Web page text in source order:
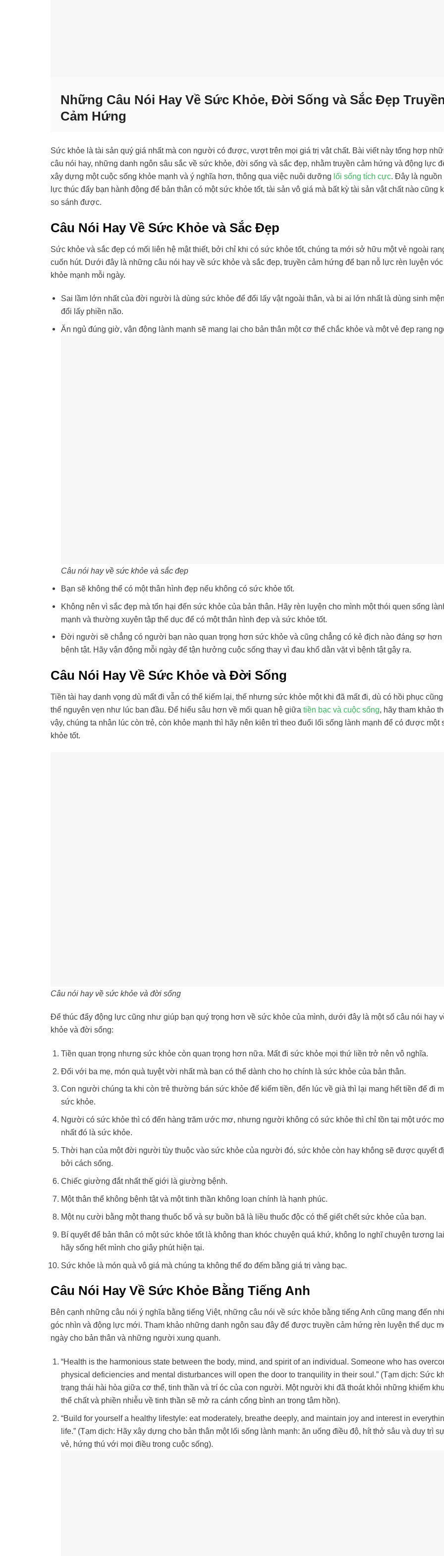
Những Câu Nói Hay Về Sức Khỏe, Đời Sống và Sắc Đẹp
Cảm Hứng
Sức khỏe là tài sản quý giá nhất mà con người có được, vượt trên mọi giá trị vật chất. Bài viết này tổng hợp
câu nói hay, những danh ngôn sâu sắc về sức khỏe, đời sống và sắc đẹp, nhằm truyền cảm hứng và động lực
xây dựng một cuộc sống khỏe mạnh và ý nghĩa hơn, thông qua việc nuôi dưỡng lối sống tích cực. Đây là nguồn
lực thúc đẩy bạn hành động để bản thân có một sức khỏe tốt, tài sản vô giá mà bất kỳ tài sản vật chất nào cũng
so sánh được.
Câu Nói Hay Về Sức Khỏe và Sắc Đẹp
Sức khỏe và sắc đẹp có mối liên hệ mật thiết, bởi chỉ khi có sức khỏe tốt, chúng ta mới sở hữu một vẻ ngoài
cuốn hút. Dưới đây là những câu nói hay về sức khỏe và sắc đẹp, truyền cảm hứng để bạn nỗ lực rèn luyện
khỏe mạnh mỗi ngày.
Sai lầm lớn nhất của đời người là dùng sức khỏe để đổi lấy vật ngoài thân, và bi ai lớn nhất là dùng sinh
đổi lấy phiền não.
Ăn ngủ đúng giờ, vận động lành mạnh sẽ mang lại cho bản thân một cơ thể chắc khỏe và một vẻ đẹp rạng
Câu nói hay về sức khỏe và sắc đẹp
Bạn sẽ không thể có một thân hình đẹp nếu không có sức khỏe tốt.
Không nên vì sắc đẹp mà tổn hại đến sức khỏe của bản thân. Hãy rèn luyện cho mình một thói quen sống
mạnh và thường xuyên tập thể dục để có một thân hình đẹp và sức khỏe tốt.
Đời người sẽ chẳng có người bạn nào quan trọng hơn sức khỏe và cũng chẳng có kẻ địch nào đáng sợ hơn
bệnh tật. Hãy vận động mỗi ngày để tận hưởng cuộc sống thay vì đau khổ dằn vặt vì bệnh tật gây ra.
Câu Nói Hay Về Sức Khỏe và Đời Sống
Tiền tài hay danh vọng dù mất đi vẫn có thể kiếm lại, thế nhưng sức khỏe một khi đã mất đi, dù có hồi phục
thể nguyên vẹn như lúc ban đầu. Để hiểu sâu hơn về mối quan hệ giữa tiền bạc và cuộc sống, hãy tham khảo
vậy, chúng ta nhân lúc còn trẻ, còn khỏe mạnh thì hãy nên kiên trì theo đuổi lối sống lành mạnh để có được một
khỏe tốt.
Câu nói hay về sức khỏe và đời sống
Để thúc đẩy động lực cũng như giúp bạn quý trọng hơn về sức khỏe của mình, dưới đây là một số câu nói hay
khỏe và đời sống:
Tiền quan trọng nhưng sức khỏe còn quan trọng hơn nữa. Mất đi sức khỏe mọi thứ liền trở nên vô nghĩa.
Đối với ba mẹ, món quà tuyệt vời nhất mà bạn có thể dành cho họ chính là sức khỏe của bản thân.
Con người chúng ta khi còn trẻ thường bán sức khỏe để kiếm tiền, đến lúc về già thì lại mang hết tiền để đi
sức khỏe.
Người có sức khỏe thì có đến hàng trăm ước mơ, nhưng người không có sức khỏe thì chỉ tồn tại một ước
nhất đó là sức khỏe.
Thời hạn của một đời người tùy thuộc vào sức khỏe của người đó, sức khỏe còn hay không sẽ được quyết
bởi cách sống.
Chiếc giường đắt nhất thế giới là giường bệnh.
Một thân thể không bệnh tật và một tinh thần không loạn chính là hạnh phúc.
Một nụ cười bằng một thang thuốc bổ và sự buồn bã là liều thuốc độc có thể giết chết sức khỏe của bạn.
Bí quyết để bản thân có một sức khỏe tốt là không than khóc chuyện quá khứ, không lo nghĩ chuyện tương
hãy sống hết mình cho giây phút hiện tại.
Sức khỏe là món quà vô giá mà chúng ta không thể đo đếm bằng giá trị vàng bạc.
Câu Nói Hay Về Sức Khỏe Bằng Tiếng Anh
Bên cạnh những câu nói ý nghĩa bằng tiếng Việt, những câu nói về sức khỏe bằng tiếng Anh cũng mang đến
góc nhìn và động lực mới. Tham khảo những danh ngôn sau đây để được truyền cảm hứng rèn luyện thể dục
ngày cho bản thân và những người xung quanh.
“Health is the harmonious state between the body, mind, and spirit of an individual. Someone who has
physical deficiencies and mental disturbances will open the door to tranquility in their soul.” (Tạm dịch: Sức
trạng thái hài hòa giữa cơ thể, tinh thần và trí óc của con người. Một người khi đã thoát khỏi những khiếm
thể chất và phiền nhiễu về tinh thần sẽ mở ra cánh cổng bình an trong tâm hồn).
“Build for yourself a healthy lifestyle: eat moderately, breathe deeply, and maintain joy and interest in
life.” (Tạm dịch: Hãy xây dựng cho bản thân một lối sống lành mạnh: ăn uống điều độ, hít thở sâu và duy trì
vẻ, hứng thú với mọi điều trong cuộc sống).